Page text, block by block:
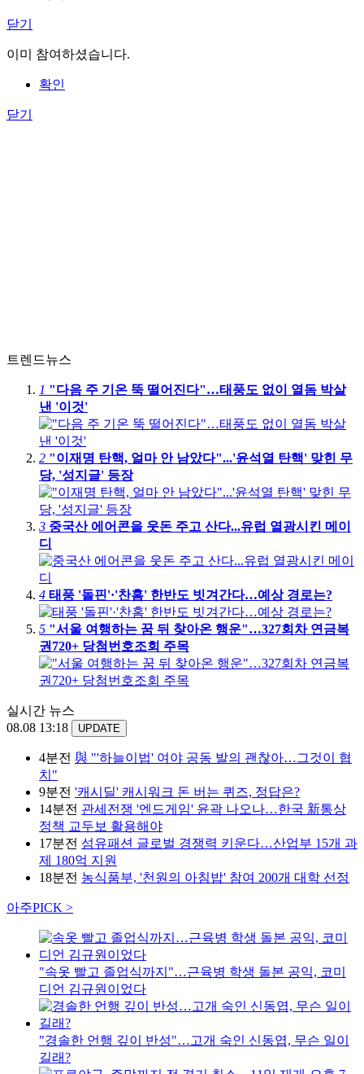
닫기
이미 참여하셨습니다.
확인
닫기
트렌드뉴스
1 "다음 주 기온 뚝 떨어진다"…태풍도 없이 열돔 박살
낸 '이것'
2 "이재명 탄핵, 얼마 안 남았다"...'윤석열 탄핵' 맞힌 무
당, '성지글' 등장
3 중국산 에어콘을 웃돈 주고 산다...유럽 열광시킨 메이
디
4 태풍 '돌핀'·'찬홈' 한반도 빗겨간다…예상 경로는?
5 "서울 여행하는 꿈 뒤 찾아온 행운"…327회차 연금복
권720+ 당첨번호조회 주목
실시간 뉴스
08.08 13:18
UPDATE
4분전 與 "'하늘이법' 여야 공동 발의 괜찮아…그것이 협
치"
9분전 '캐시딜' 캐시워크 돈 버는 퀴즈, 정답은?
14분전 관세전쟁 '엔드게임' 윤곽 나오나…한국 新통상
정책 교두보 활용해야
17분전 섬유패션 글로벌 경쟁력 키운다…산업부 15개 과
제 180억 지원
18분전 농식품부, '천원의 아침밥' 참여 200개 대학 선정
아주PICK >
"속옷 빨고 졸업식까지"…근육병 학생 돌본 공익, 코미
디언 김규원이었다
"경솔한 언행 깊이 반성"…고개 숙인 신동엽, 무슨 일이
길래?